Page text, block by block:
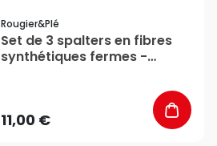
Rougier&plé
Set de 3 spalters en fibres
synthétiques fermes -
11,00 €